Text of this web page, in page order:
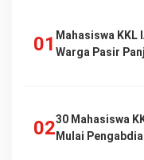
Mahasiswa KKL
Warga Pasir
30 Mahasiswa
Mulai